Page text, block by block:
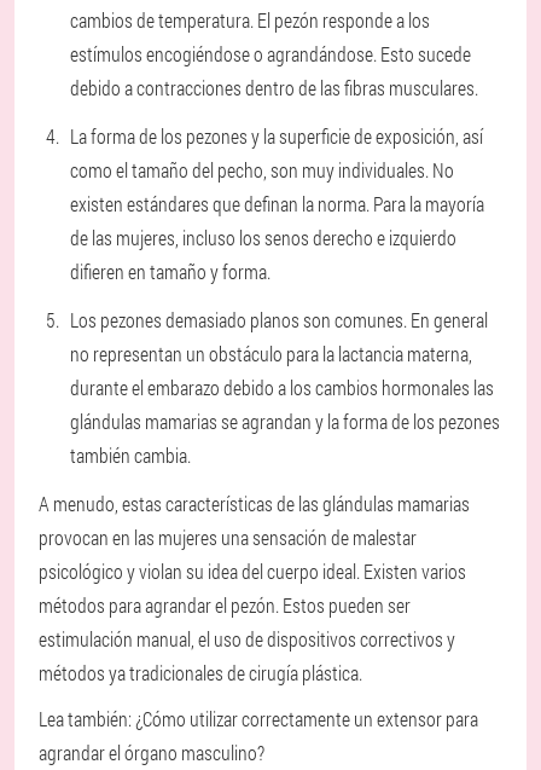
cambios de temperatura. El pezón responde a los
estímulos encogiéndose o agrandándose. Esto sucede
debido a contracciones dentro de las fibras musculares.
La forma de los pezones y la superficie de exposición, así
como el tamaño del pecho, son muy individuales. No
existen estándares que definan la norma. Para la mayoría
de las mujeres, incluso los senos derecho e izquierdo
difieren en tamaño y forma.
Los pezones demasiado planos son comunes. En general
no representan un obstáculo para la lactancia materna,
durante el embarazo debido a los cambios hormonales las
glándulas mamarias se agrandan y la forma de los pezones
también cambia.
A menudo, estas características de las glándulas mamarias
provocan en las mujeres una sensación de malestar
psicológico y violan su idea del cuerpo ideal. Existen varios
métodos para agrandar el pezón. Estos pueden ser
estimulación manual, el uso de dispositivos correctivos y
métodos ya tradicionales de cirugía plástica.
Lea también: ¿Cómo utilizar correctamente un extensor para
agrandar el órgano masculino?